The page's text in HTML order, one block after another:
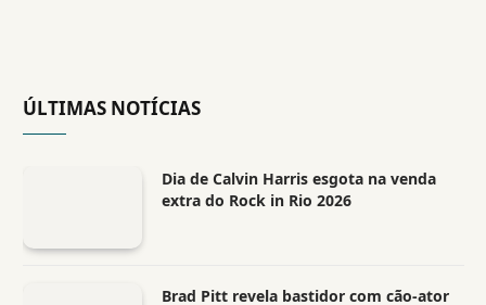
ÚLTIMAS NOTÍCIAS
Dia de Calvin Harris esgota na venda
extra do Rock in Rio 2026
Brad Pitt revela bastidor com cão-ator